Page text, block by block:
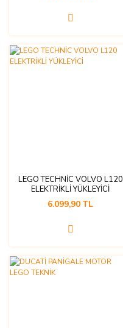
LEGO TECHNİC VOLVO L120
ELEKTRİKLİ YÜKLEYİCİ
6.099,90 TL